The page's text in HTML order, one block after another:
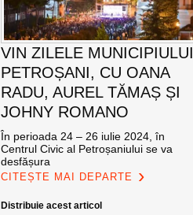
VIN ZILELE MUNICIPIULUI
PETROȘANI, CU OANA
RADU, AUREL TĂMAȘ ȘI
JOHNY ROMANO
În perioada 24 – 26 iulie 2024, în
Centrul Civic al Petroșaniului se va
desfășura
CITEȘTE MAI DEPARTE
Distribuie acest articol